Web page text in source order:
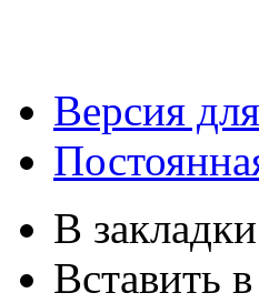
Версия
В закладки
Вставить